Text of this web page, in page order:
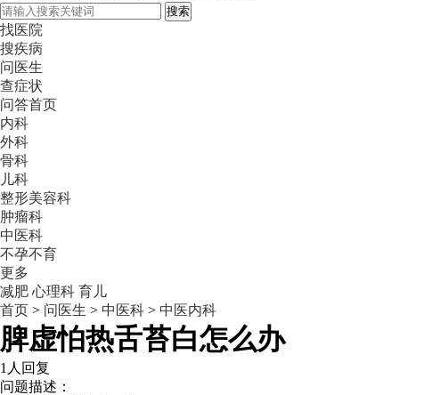
搜索
找医院
搜疾病
问医生
查症状
问答首页
内科
外科
骨科
儿科
整形美容科
肿瘤科
中医科
不孕不育
更多
减肥 心理科 育儿
首页 > 问医生 > 中医科 > 中医内科
脾虚怕热舌苔白怎么办
1人回复
问题描述：